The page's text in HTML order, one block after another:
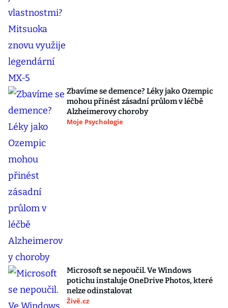
Zbavíme se demence? Léky jako Ozempic
mohou přinést zásadní průlom v léčbě
Alzheimerovy choroby
Moje Psychologie
Microsoft se nepoučil. Ve Windows
potichu instaluje OneDrive Photos, které
nelze odinstalovat
Živě.cz